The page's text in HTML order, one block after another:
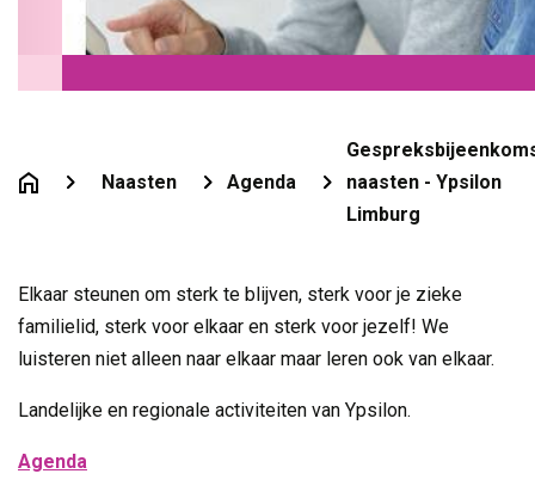
Naasten Agenda
naasten - Ypsilon
Limburg
Elkaar steunen om sterk te blijven, sterk voor je zieke
familielid, sterk voor elkaar en sterk voor jezelf! We
luisteren niet alleen naar elkaar maar leren ook van elkaar.
Landelijke en regionale activiteiten van Ypsilon.
Agenda